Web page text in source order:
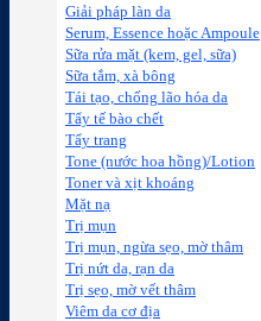
Giải pháp làn da
Serum, Essence hoặc Ampoule
Sữa rửa mặt (kem, gel, sữa)
Sữa tắm, xà bông
Tái tạo, chống lão hóa da
Tẩy tế bào chết
Tẩy trang
Tone (nước hoa hồng)/Lotion
Toner và xịt khoáng
Mặt nạ
Trị mụn
Trị mụn, ngừa sẹo, mờ thâm
Trị nứt da, rạn da
Trị sẹo, mờ vết thâm
Viêm da cơ địa